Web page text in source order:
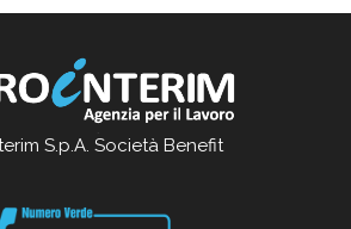
S.p.A. Società Benefit